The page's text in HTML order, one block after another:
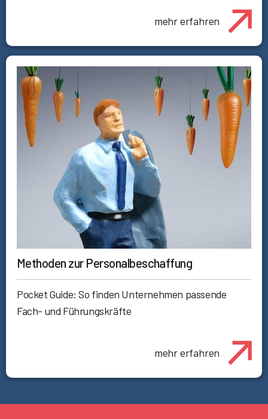
mehr erfahren
Methoden zur Personalbeschaffung
Pocket Guide: So finden Unternehmen passende
Fach- und Führungskräfte
mehr erfahren